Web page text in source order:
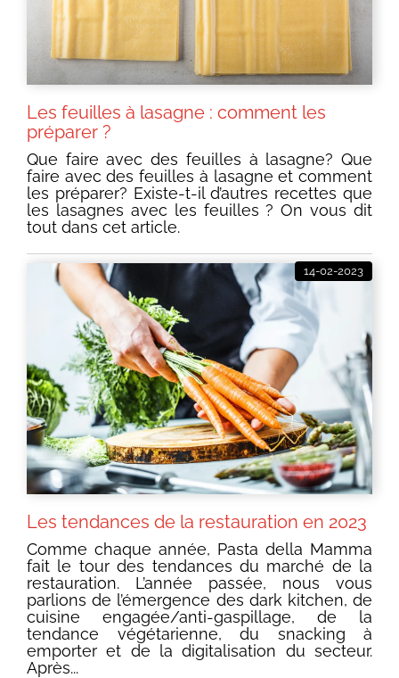
Les feuilles à lasagne : comment les
préparer ?
Que faire avec des feuilles à lasagne? Que
faire avec des feuilles à lasagne et comment
les préparer? Existe-t-il d’autres recettes que
les lasagnes avec les feuilles ? On vous dit
tout dans cet article.
Les tendances de la restauration en 2023
Comme chaque année, Pasta della Mamma
fait le tour des tendances du marché de la
restauration. L’année passée, nous vous
parlions de l’émergence des dark kitchen, de
cuisine engagée/anti-gaspillage, de la
tendance végétarienne, du snacking à
emporter et de la digitalisation du secteur.
Après...
14-02-2023